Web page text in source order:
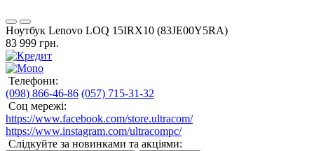
Ноутбук Lenovo LOQ 15IRX10 (83JE00Y5RA)
83 999 грн.
Телефони:
(098) 866-46-86 (057) 715-31-32
Соц мережі:
https://www.facebook.com/store.ultracom/
https://www.instagram.com/ultracompc/
Слідкуйте за новинками та акціями: